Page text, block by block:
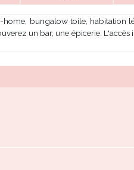
bungalow toile, habitation
un bar, une épicerie.